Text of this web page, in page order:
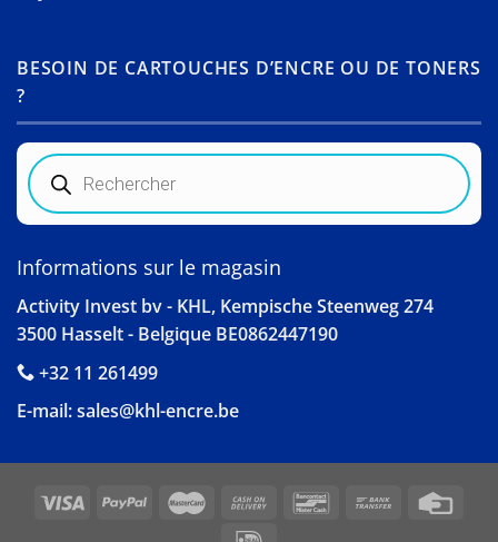
BESOIN DE CARTOUCHES D’ENCRE OU DE TONERS
?
Recherche
de
produits
Informations sur le magasin
Activity Invest bv - KHL, Kempische Steenweg 274
3500 Hasselt - Belgique BE0862447190
+32 11 261499
E-mail:sales@khl-encre.be